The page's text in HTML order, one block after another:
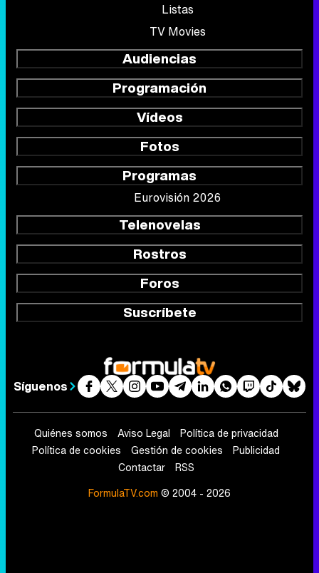
Listas
TV Movies
Audiencias
Programación
Vídeos
Fotos
Programas
Eurovisión 2026
Telenovelas
Rostros
Foros
Suscríbete
Síguenos
Quiénes somos Aviso Legal
Política de privacidad
Política de cookies
Gestión de cookies
Publicidad
Contactar
RSS
FormulaTV.com © 2004 - 2026